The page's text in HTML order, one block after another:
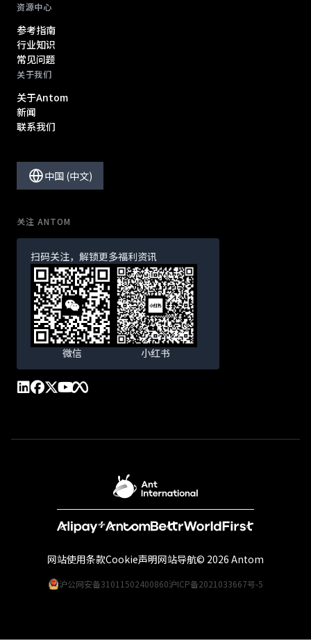
资源中心
参考指南
行业知识
常见问题
关于我们
关于Antom
新闻
联系我们
中国 (中文)
关注 ANTOM
扫码关注，解锁更多福利资讯
微信 小红书
沪公网安备31011502400860沪ICP备2021033667号-5
网站使用条款Cookie声明网站导航© 2026 Antom